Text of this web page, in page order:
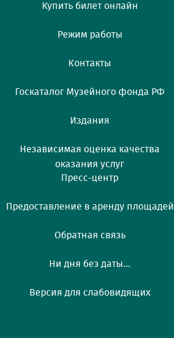
Купить билет онлайн
Режим работы
Контакты
Госкаталог Музейного фонда РФ
Издания
Независимая оценка качества
оказания услуг
Пресс-центр
Предоставление в аренду площадей
Обратная связь
Ни дня без даты...
Версия для слабовидящих